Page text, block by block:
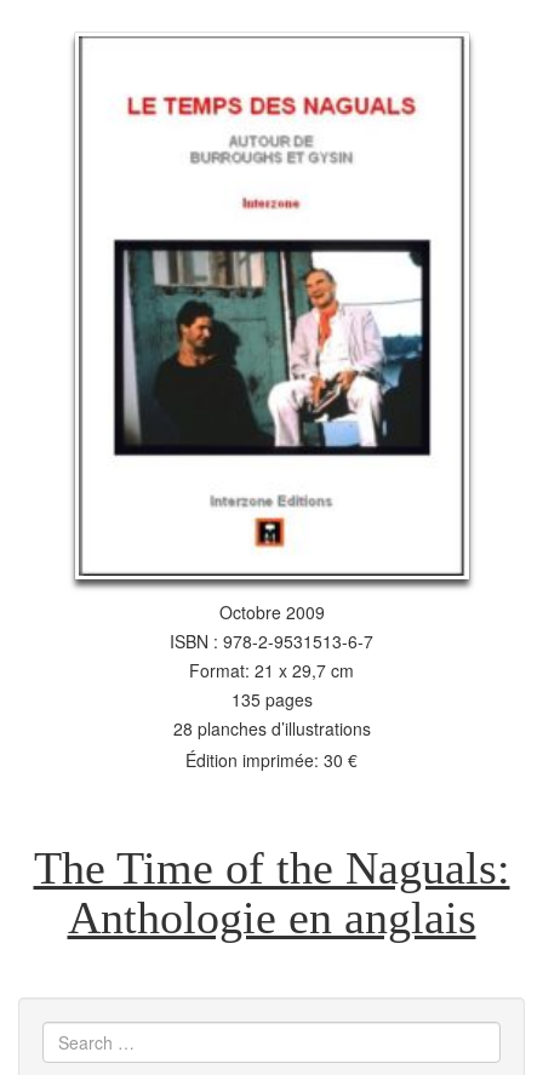
Octobre 2009
ISBN : 978-2-9531513-6-7
Format: 21 x 29,7 cm
135 pages
28 planches d’illustrations
Édition imprimée: 30 €
The Time of the Naguals:
Anthologie en anglais